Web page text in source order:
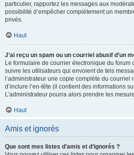
particulier, rapportez les messages aux
possibilité d’empêcher complètement un
privés.
Haut
J’ai reçu un spam ou un courriel abusif d’un
Le formulaire de courrier électronique du forum
suivre les utilisateurs qui envoient de tels
l’administrateur une copie complète du courriel
d’inclure l’en-tête (il contient des informations
L’administrateur pourra alors prendre les
Haut
Amis et ignorés
Que sont mes listes d’amis et d’ignorés ?